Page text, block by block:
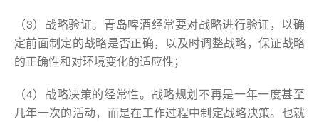
（3）战略验证。青岛啤酒经常要对战略进行验证，以确
定前面制定的战略是否正确，以及时调整战略，保证战略
的正确性和对环境变化的适应性；
（4）战略决策的经常性。战略规划不再是一年一度甚至
几年一次的活动，而是在工作过程中制定战略决策。也就